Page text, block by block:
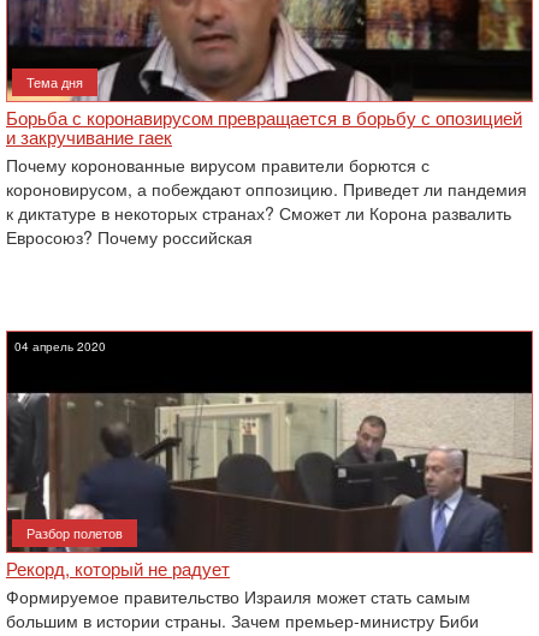
Тема дня
Борьба с коронавирусом превращается в борьбу с опозицией
и закручивание гаек
Почему коронованные вирусом правители борются с
короновирусом, а побеждают оппозицию. Приведет ли пандемия
к диктатуре в некоторых странах? Сможет ли Корона развалить
Евросоюз? Почему российская
04 апрель 2020
Разбор полетов
Рекорд, который не радует
Формируемое правительство Израиля может стать самым
большим в истории страны. Зачем премьер-министру Биби